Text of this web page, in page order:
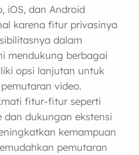
iOS, dan Android
karena fitur privasinya
dalam
mendukung berbagai
opsi lanjutan untuk
video.
fitur-fitur seperti
dan dukungan ekstensi
kemampuan
pemutaran